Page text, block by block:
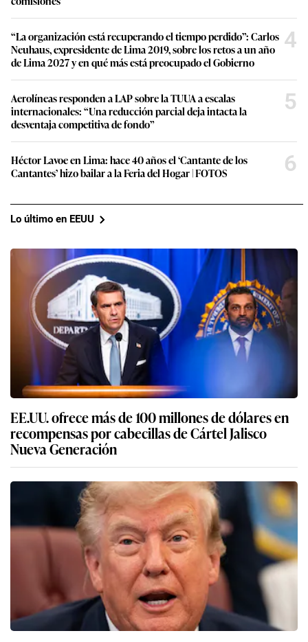
“La organización está recuperando el tiempo perdido”: Carlos
Neuhaus, expresidente de Lima 2019, sobre los retos a un año
de Lima 2027 y en qué más está preocupado el Gobierno
4
Aerolíneas responden a LAP sobre la TUUA a escalas
internacionales: “Una reducción parcial deja intacta la
desventaja competitiva de fondo”
5
Héctor Lavoe en Lima: hace 40 años el ‘Cantante de los
Cantantes’ hizo bailar a la Feria del Hogar | FOTOS
6
Lo último en EEUU
EE.UU. ofrece más de 100 millones de dólares en
recompensas por cabecillas de Cártel Jalisco
Nueva Generación